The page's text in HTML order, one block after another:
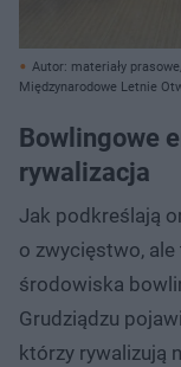
Autor: materiały
Międzynarodowe Letnie
Bowlingowe
rywalizacja
Jak podkreślają
o zwycięstwo,
środowiska
Grudziądzu
którzy rywalizują